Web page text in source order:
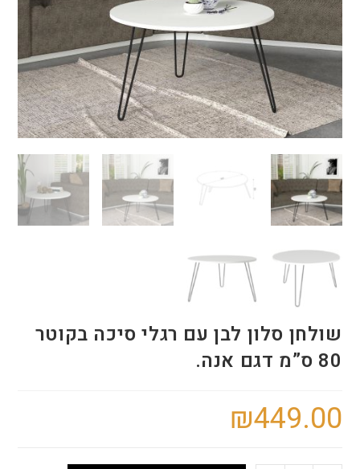
שולחן סלון לבן עם רגלי סיכה בקוטר
80 ס”מ דגם אנה.
₪449.00